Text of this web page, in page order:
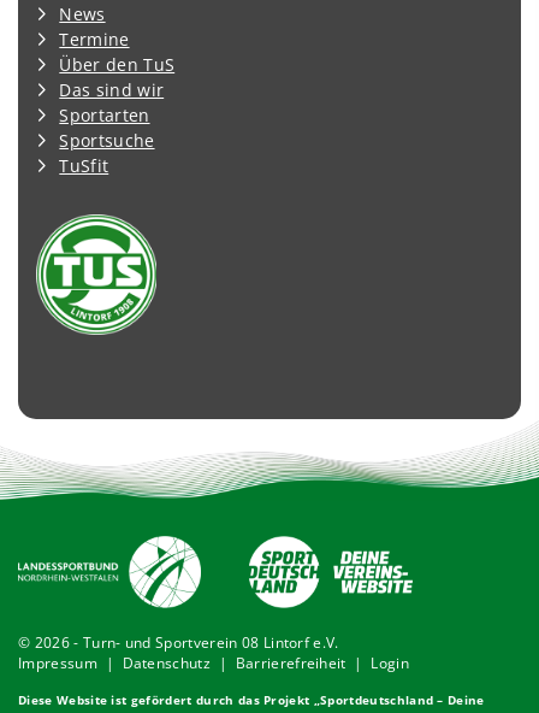
News
Termine
Über den TuS
Das sind wir
Sportarten
Sportsuche
TuSfit
© 2026 - Turn- und Sportverein 08 Lintorf e.V.
Impressum| Datenschutz | Barrierefreiheit | Login
Diese Website ist gefördert durch das Projekt „Sportdeutschland – Deine